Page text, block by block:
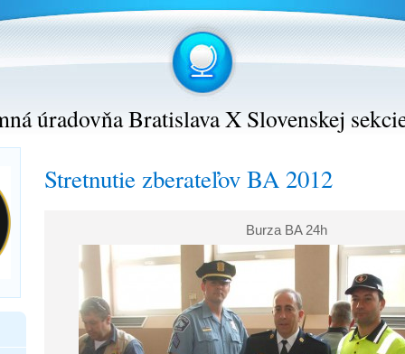
úradovňa Bratislava X Slovenskej
Stretnutie zberateľov BA 2012
Burza BA 24h